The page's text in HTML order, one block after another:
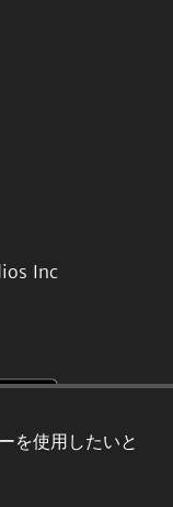
を使用したいと
Inc